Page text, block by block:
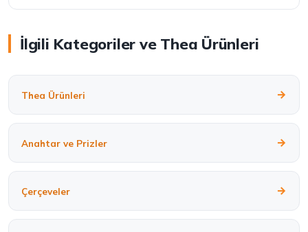
İlgili Kategoriler ve Thea Ürünleri
Thea Ürünleri
Anahtar ve Prizler
Çerçeveler